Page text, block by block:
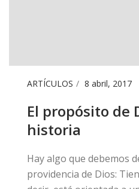
ARTÍCULOS 8 abril, 2017
El propósito de
historia
​Hay algo que debemos
providencia de Dios: